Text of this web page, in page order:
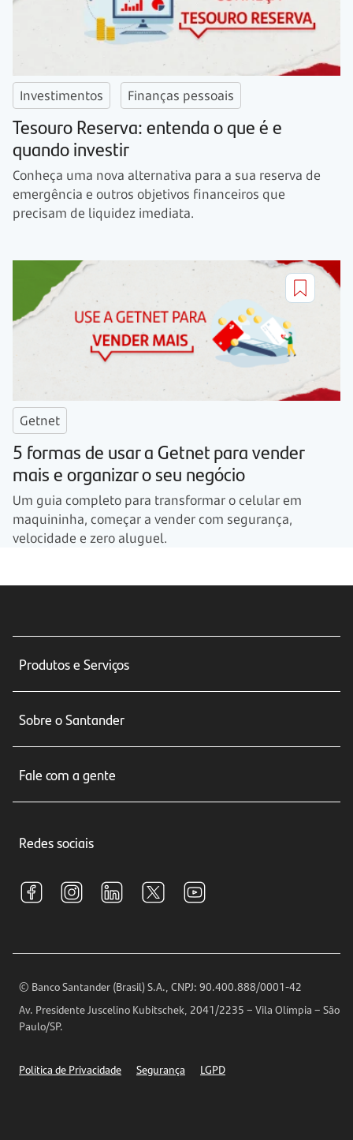
Investimentos Finanças pessoais
Tesouro Reserva: entenda o que é e
quando investir
Conheça uma nova alternativa para a sua reserva de
emergência e outros objetivos financeiros que
precisam de liquidez imediata.
Getnet
5 formas de usar a Getnet para vender
mais e organizar o seu negócio
Um guia completo para transformar o celular em
maquininha, começar a vender com segurança,
velocidade e zero aluguel.
Produtos e Serviços
Seguros
Crédito e Financiamentos
Investimentos
Sobre o Santander
Relações com Investidores
Fale com a gente
Central de Renegociação
S.A.C
Encontre nossas agências
Horários de Atendimento
Telefones
Redes sociais
© Banco Santander (Brasil) S.A., CNPJ: 90.400.888/0001-42
Av. Presidente Juscelino Kubitschek, 2041/2235 – Vila Olímpia – São
Paulo/SP.
Política de Privacidade Segurança LGPD